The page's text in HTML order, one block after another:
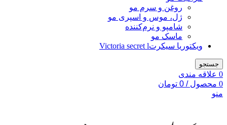
روغن و سرم مو
ژل، موس و اسپری مو
شامپو و نرم‌کننده
ماسک مو
ویکتوریا سیکرتVictoria secret l
جستجو
0 علاقه مندی
0 محصول /
0 تومان
منو